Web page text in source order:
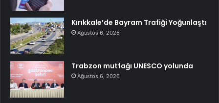
Kırıkkale’de Bayram Trafiği Yoğunlaştı
Ağustos 6, 2026
Trabzon mutfağı UNESCO yolunda
Ağustos 6, 2026